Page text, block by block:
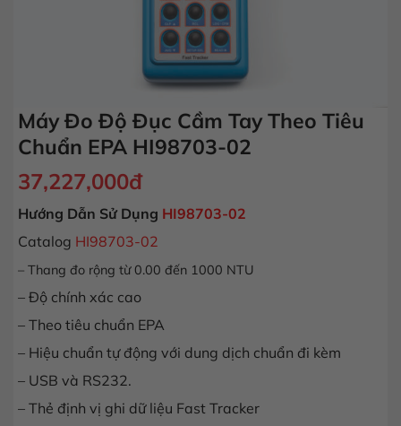
Máy Đo Độ Đục Cầm Tay Theo Tiêu
Chuẩn EPA HI98703-02
37,227,000đ
Hướng Dẫn Sử Dụng HI98703-02
Catalog HI98703-02
– Thang đo rộng từ 0.00 đến 1000 NTU
– Độ chính xác cao
– Theo tiêu chuẩn EPA
– Hiệu chuẩn tự động với dung dịch chuẩn đi kèm
– USB và RS232.
– Thẻ định vị ghi dữ liệu Fast Tracker